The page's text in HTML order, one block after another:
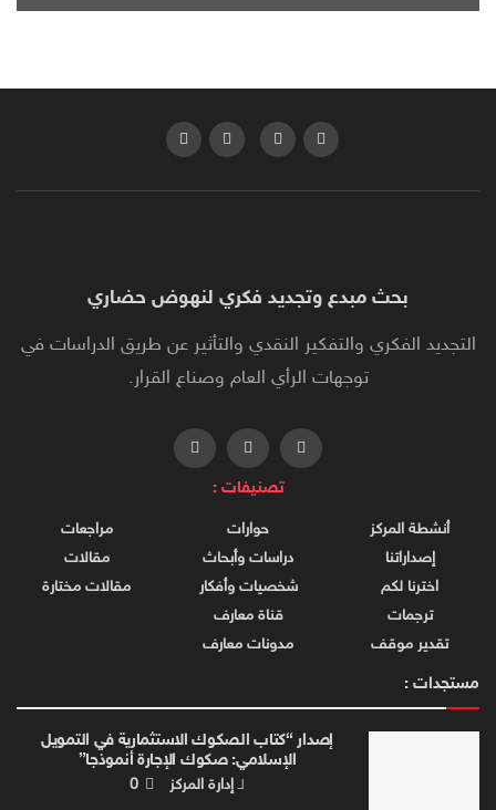
بحث مبدع وتجديد فكري لنهوض حضاري
التجديد الفكري والتفكير النقدي والتأثير عن طريق الدراسات في
توجهات الرأي العام وصناع القرار.
تصنيفات :
أنشطة المركز
إصداراتنا
اخترنا لكم
ترجمات
تقدير موقف
حوارات
دراسات وأبحاث
شخصيات وأفكار
قناة معارف
مدونات معارف
مراجعات
مقالات
مقالات مختارة
مستجدات :
إصدار “كتاب الصكوك الاستثمارية في التمويل
الإسلامي: صكوك الإجارة أنموذجا”
لـ إدارة المركز